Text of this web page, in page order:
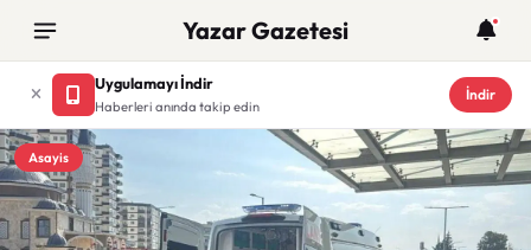
Yazar Gazetesi
Uygulamayı İndir
Haberleri anında takip edin
İndir
Asayis